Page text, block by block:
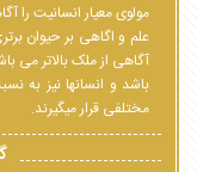
مولوی معیار انسانیت را
علم و اگاهی بر حیوان
آگاهی از ملک بالاتر می
باشد و انسانها نیز به
مختلفی قرار میگیرند.